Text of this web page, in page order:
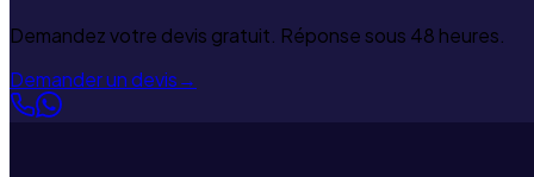
Demandez votre devis gratuit. Réponse sous 48 heures.
Demander un devis→